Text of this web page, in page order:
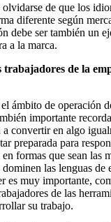
de que los
diferente según
debe ser también un
a la marca.
trabajadores de la
ámbito de operación
importante
a convertir en algo
preparada para
formas que sean las
las lenguas de
es muy importante,
de las
su trabajo.